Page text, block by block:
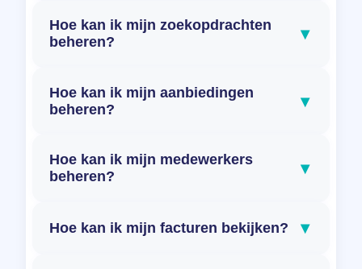
Hoe kan ik mijn zoekopdrachten
beheren?
▾
Hoe kan ik mijn aanbiedingen
beheren?
▾
Hoe kan ik mijn medewerkers
beheren?
▾
Hoe kan ik mijn facturen bekijken? ▾